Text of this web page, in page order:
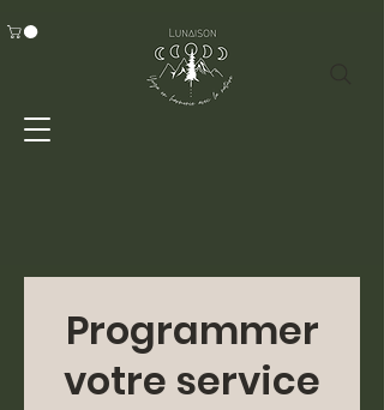
Programmer
votre service